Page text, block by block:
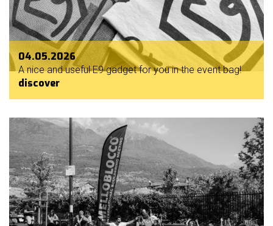
04.05.2026
A nice and useful E9 gadget for you in the event bag!
discover